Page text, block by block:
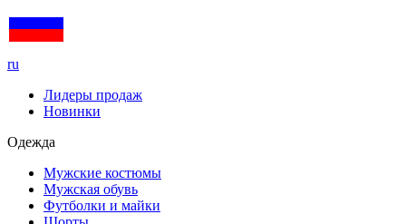
ru
Лидеры продаж
Новинки
Одежда
Мужские костюмы
Мужская обувь
Футболки и майки